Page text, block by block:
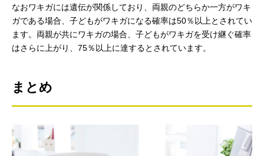
なおワキガには遺伝が関係しており、両親のどちらか一方がワキ
ガである場合、子どもがワキガになる確率は50％以上とされてい
ます。両親が共にワキガの場合、子どもがワキガを受け継ぐ確率
はさらに上がり、75％以上に達するとされています。
まとめ